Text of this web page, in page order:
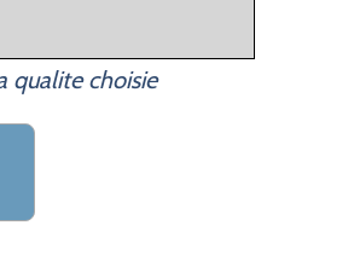
qualite choisie